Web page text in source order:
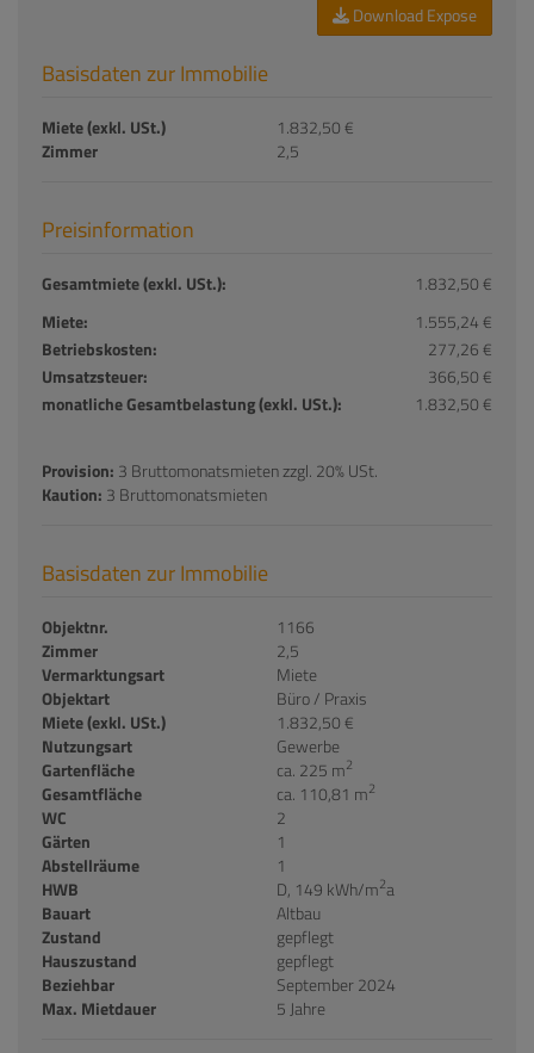
Download Expose
Basisdaten zur Immobilie
Miete (exkl. USt.)
1.832,50 €
Zimmer
2,5
Preisinformation
Gesamtmiete (exkl. USt.):
1.832,50 €
Miete:
1.555,24 €
Betriebskosten:
277,26 €
Umsatzsteuer:
366,50 €
monatliche Gesamtbelastung (exkl. USt.):
1.832,50 €
Provision: 3 Bruttomonatsmieten zzgl. 20% USt.
Kaution: 3 Bruttomonatsmieten
Basisdaten zur Immobilie
Objektnr.
1166
Zimmer
2,5
Vermarktungsart
Miete
Objektart
Büro / Praxis
Miete (exkl. USt.)
1.832,50 €
Nutzungsart
Gewerbe
Gartenfläche
ca. 225 m2
Gesamtfläche ca. 110,81 m2
WC
2
Gärten
1
Abstellräume
1
HWB
D, 149 kWh/m2a
Bauart
Altbau
Zustand
gepflegt
Hauszustand
gepflegt
Beziehbar
September 2024
Max. Mietdauer
5 Jahre